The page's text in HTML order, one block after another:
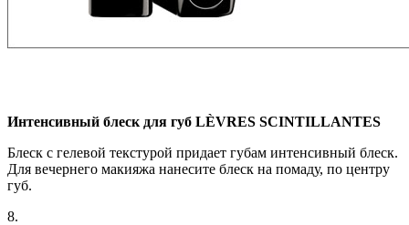
Интенсивный блеск для губ LÈVRES SCINTILLANTES
Блеск с гелевой текстурой придает губам интенсивный блеск.
Для вечернего макияжа нанесите блеск на помаду, по центру
губ.
8.